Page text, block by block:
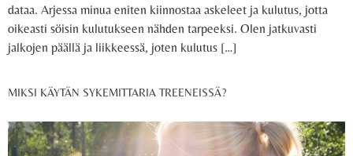
dataa. Arjessa minua eniten kiinnostaa askeleet ja kulutus, jotta
oikeasti söisin kulutukseen nähden tarpeeksi. Olen jatkuvasti
jalkojen päällä ja liikkeessä, joten kulutus […]
MIKSI KÄYTÄN SYKEMITTARIA TREENEISSÄ?